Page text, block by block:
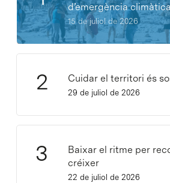
d’emergència
15 de juliol de 2026
Cuidar el territori és
29 de juliol de 2026
Baixar el ritme per
créixer
22 de juliol de 2026